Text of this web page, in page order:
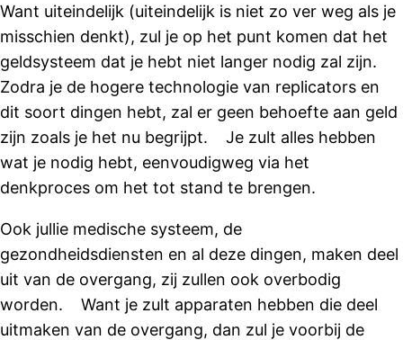
Want uiteindelijk (uiteindelijk is niet zo ver weg als je
misschien denkt), zul je op het punt komen dat het
geldsysteem dat je hebt niet langer nodig zal zijn.
Zodra je de hogere technologie van replicators en
dit soort dingen hebt, zal er geen behoefte aan geld
zijn zoals je het nu begrijpt. Je zult alles hebben
wat je nodig hebt, eenvoudigweg via het
denkproces om het tot stand te brengen.
Ook jullie medische systeem, de
gezondheidsdiensten en al deze dingen, maken deel
uit van de overgang, zij zullen ook overbodig
worden. Want je zult apparaten hebben die deel
uitmaken van de overgang, dan zul je voorbij de